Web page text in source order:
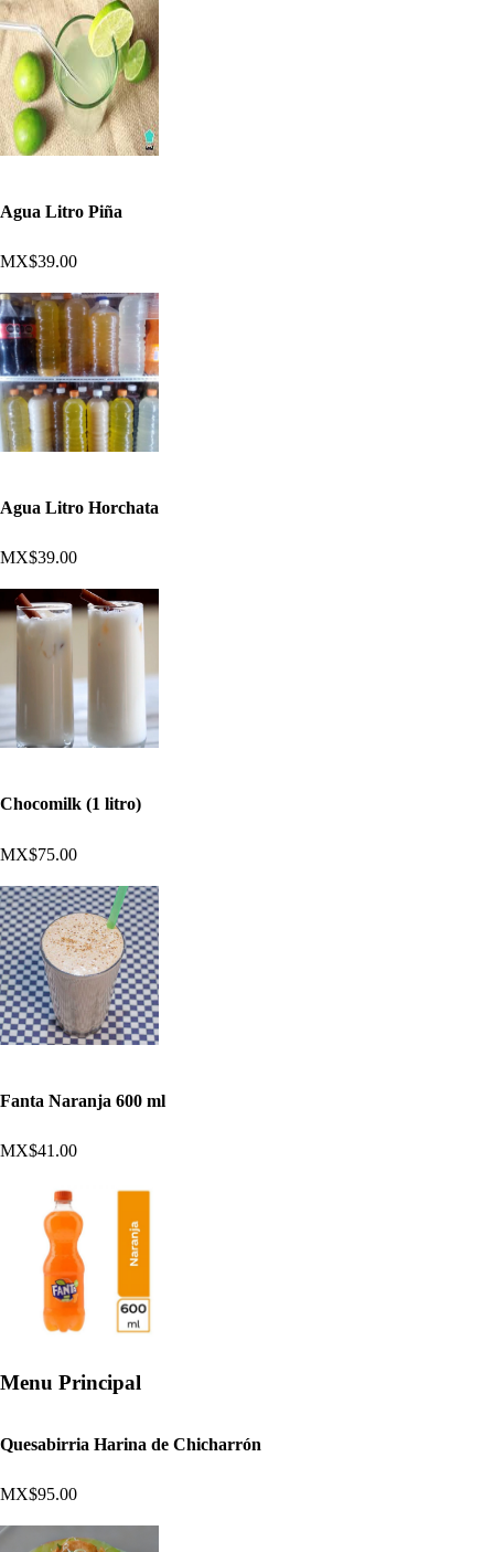
Agua Litro Piña
MX$39.00
Agua Litro Horchata
MX$39.00
Chocomilk (1 litro)
MX$75.00
Fanta Naranja 600 ml
MX$41.00
Menu Principal
Quesabirria Harina de Chicharrón
MX$95.00